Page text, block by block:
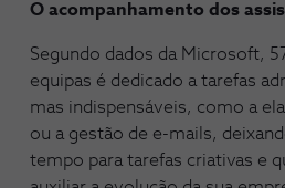
O acompanhamento dos
Segundo dados da Microsoft,
equipas é dedicado a tarefas
mas indispensáveis, como a
ou a gestão de e-mails,
tempo para tarefas criativas e